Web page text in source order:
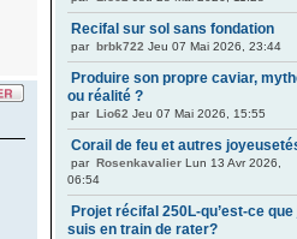
Recifal sur sol sans fondation
par brbk722 Jeu 07 Mai 2026, 23:44
Produire son propre caviar,
ou réalité ?
par Lio62 Jeu 07 Mai 2026, 15:55
Corail de feu et autres
par Rosenkavalier Lun 13 Avr 2026,
06:54
Projet récifal 250L-qu’est-ce que
suis en train de rater?